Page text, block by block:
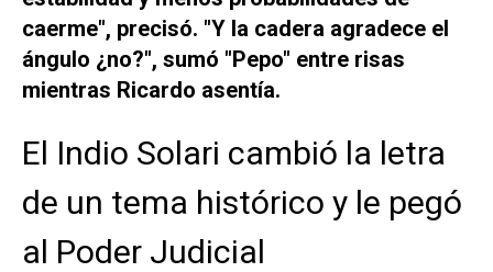
caerme", precisó. "Y la cadera agradece el
ángulo ¿no?", sumó "Pepo" entre risas
mientras Ricardo asentía.
El Indio Solari cambió la letra
de un tema histórico y le pegó
al Poder Judicial